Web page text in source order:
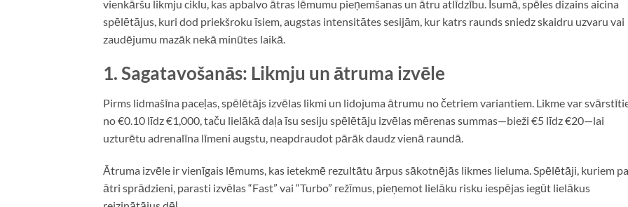
vienkāršu likmju ciklu, kas apbalvo ātras lēmumu pieņemšanas un ātru atlīdzību. Īsumā, spēles dizains aicina
spēlētājus, kuri dod priekšroku īsiem, augstas intensitātes sesijām, kur katrs raunds sniedz skaidru uzvaru vai
zaudējumu mazāk nekā minūtes laikā.
1. Sagatavošanās: Likmju un ātruma izvēle
Pirms lidmašīna paceļas, spēlētājs izvēlas likmi un lidojuma ātrumu no četriem variantiem. Likme var
no €0.10 līdz €1,000, taču lielākā daļa īsu sesiju spēlētāju izvēlas mērenas summas—bieži €5 līdz €20—lai
uzturētu adrenalīna līmeni augstu, neapdraudot pārāk daudz vienā raundā.
Ātruma izvēle ir vienīgais lēmums, kas ietekmē rezultātu ārpus sākotnējās likmes lieluma. Spēlētāji, kuriem
ātri sprādzieni, parasti izvēlas “Fast” vai “Turbo” režīmus, pieņemot lielāku risku iespējas iegūt lielākus